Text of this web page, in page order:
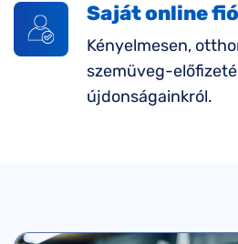
Saját online
Kényelmesen,
szemüveg-
újdonságainkról.